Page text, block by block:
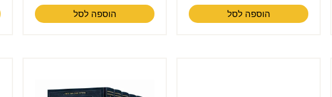
הוספה לסל הוספה לסל